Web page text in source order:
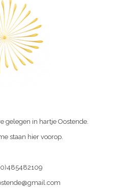
gelegen in hartje Oostende.
staan hier voorop.